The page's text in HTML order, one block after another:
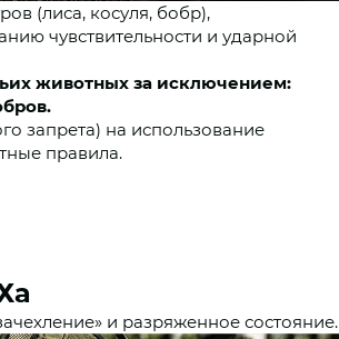
(лиса, косуля, бобр),
чувствительности и ударной
животных за исключением:
запрета) на использование
правила.
и разряженное состояние.